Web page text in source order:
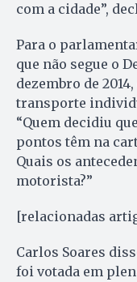
com a cidade”,
Para o
que não segue o
dezembro de
transporte
“Quem decidiu
pontos têm na
Quais os
motorista?”
[relacionadas
Carlos Soares
foi votada em